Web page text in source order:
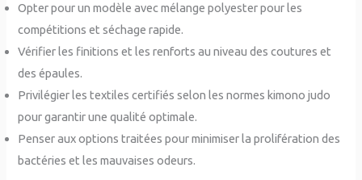
Opter pour un modèle avec mélange polyester pour les
compétitions et séchage rapide.
Vérifier les finitions et les renforts au niveau des coutures et
des épaules.
Privilégier les textiles certifiés selon les normes kimono judo
pour garantir une qualité optimale.
Penser aux options traitées pour minimiser la prolifération des
bactéries et les mauvaises odeurs.